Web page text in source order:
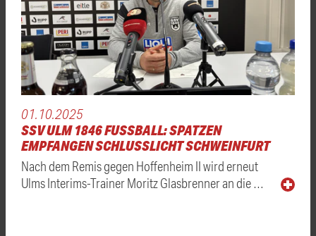
01.10.2025
SSV ULM 1846 FUSSBALL: SPATZEN E
MPFANGEN SCHLUSSLICHT SCHWEINFURT
Nach dem Remis gegen Hoffenheim II wird erneut
Ulms Interims-Trainer Moritz Glasbrenner an die …